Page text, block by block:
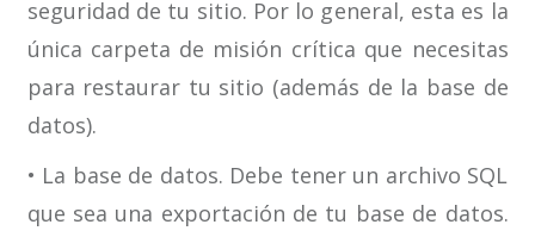
seguridad de tu sitio. Por lo general, esta es la
única carpeta de misión crítica que necesitas
para restaurar tu sitio (además de la base de
datos).
• La base de datos. Debe tener un archivo SQL
que sea una exportación de tu base de datos.